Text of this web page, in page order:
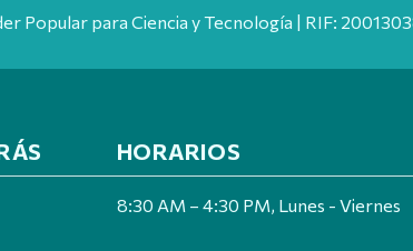
Popular para Ciencia y Tecnología | RIF:
HORARIOS
8:30 AM – 4:30 PM, Lunes - Viernes